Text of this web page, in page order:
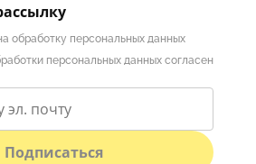
обработку персональных данных
персональных данных согласен
Подписаться